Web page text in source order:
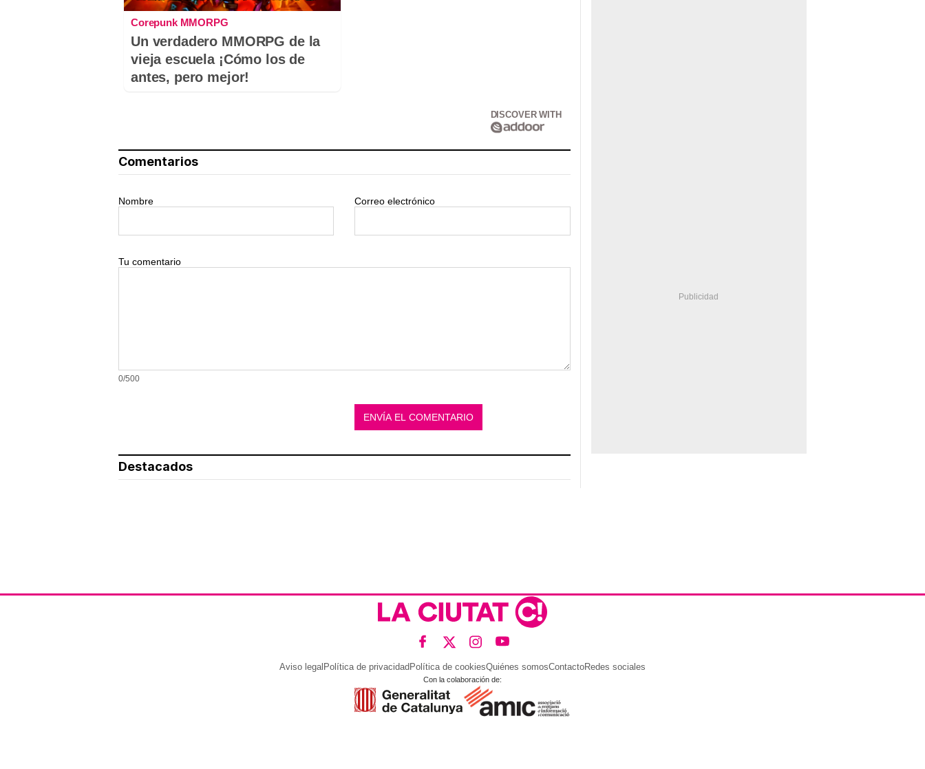
Corepunk MMORPG
Un verdadero MMORPG de la
vieja escuela ¡Cómo los de
antes, pero mejor!
DISCOVER WITH
Comentarios
Nombre Correo electrónico
Tu comentario
0/500
Destacados
Aviso legal Política de privacidad Política de cookiesQuiénes somosContactoRedes sociales
Con la colaboración de: